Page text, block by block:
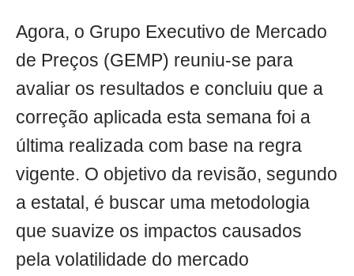
Agora, o Grupo Executivo de Mercado
de Preços (GEMP) reuniu-se para
avaliar os resultados e concluiu que a
correção aplicada esta semana foi a
última realizada com base na regra
vigente. O objetivo da revisão, segundo
a estatal, é buscar uma metodologia
que suavize os impactos causados
pela volatilidade do mercado